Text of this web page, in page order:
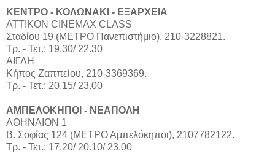
ΚΕΝΤΡΟ - ΚΟΛΩΝΑΚΙ - ΕΞΑΡΧΕΙΑ
ΑΤΤΙΚΟΝ CINEMAX CLASS
Σταδίου 19 (ΜΕΤΡΟ Πανεπιστήμιο), 210-3228821.
Τρ. - Τετ.: 19.30/ 22.30
ΑΙΓΛΗ
Κήπος Ζαππείου, 210-3369369.
Τρ. - Τετ.: 20.15/ 23.00
ΑΜΠΕΛΟΚΗΠΟΙ - ΝΕΑΠΟΛΗ
ΑΘΗΝΑΙΟΝ 1
Β. Σοφίας 124 (ΜΕΤΡΟ Αμπελόκηποι), 2107782122.
Τρ. - Τετ.: 17.20/ 20.10/ 23.00